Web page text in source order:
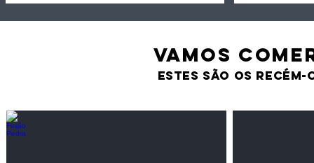
VAMOS
estes são os recém-
Feijão Pedra
Leguminosas